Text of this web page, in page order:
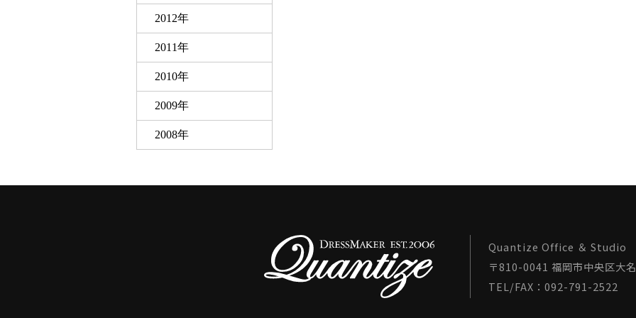
2012年
2011年
2010年
2009年
2008年
Quantize Office ＆ Studio
〒810-0041 福岡市中央区大
TEL/FAX：092-791-2522